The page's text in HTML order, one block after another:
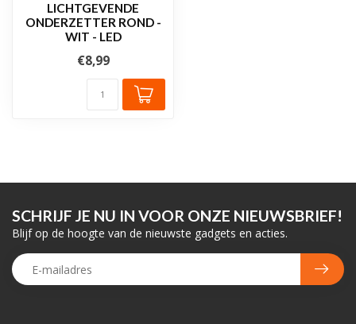
LICHTGEVENDE
ONDERZETTER ROND -
WIT - LED
€8,99
SCHRIJF JE NU IN VOOR ONZE NIEUWSBRIEF!
Blijf op de hoogte van de nieuwste gadgets en acties.